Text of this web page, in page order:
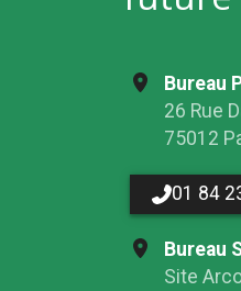
Bureau
26 Rue
75012
01 84
Bureau
Site